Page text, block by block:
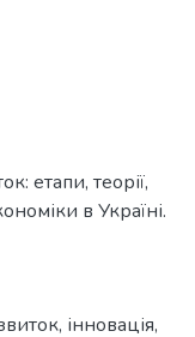
етапи, теорії,
в Україні.
, інновація,